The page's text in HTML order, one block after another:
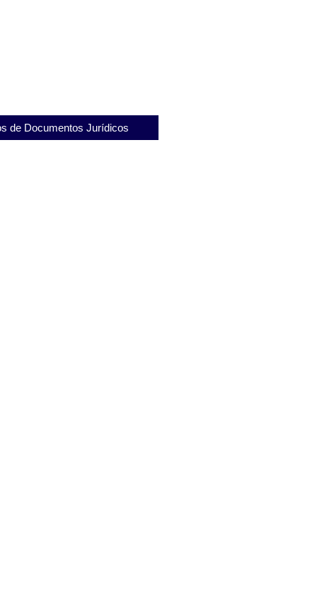
de Documentos Jurídicos